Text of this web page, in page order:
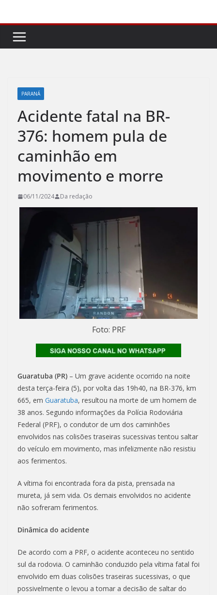
conteúdo
PARANÁ
Acidente fatal na BR-
376: homem pula de
caminhão em
movimento e morre
06/11/2024 Da redação
Foto: PRF
Guaratuba (PR) – Um grave acidente ocorrido na noite
desta terça-feira (5), por volta das 19h40, na BR-376, km
665, em Guaratuba, resultou na morte de um homem de
38 anos. Segundo informações da Polícia Rodoviária
Federal (PRF), o condutor de um dos caminhões
envolvidos nas colisões traseiras sucessivas tentou saltar
do veículo em movimento, mas infelizmente não resistiu
aos ferimentos.
A vítima foi encontrada fora da pista, prensada na
mureta, já sem vida. Os demais envolvidos no acidente
não sofreram ferimentos.
Dinâmica do acidente
De acordo com a PRF, o acidente aconteceu no sentido
sul da rodovia. O caminhão conduzido pela vítima fatal foi
envolvido em duas colisões traseiras sucessivas, o que
possivelmente o levou a tomar a decisão de saltar do